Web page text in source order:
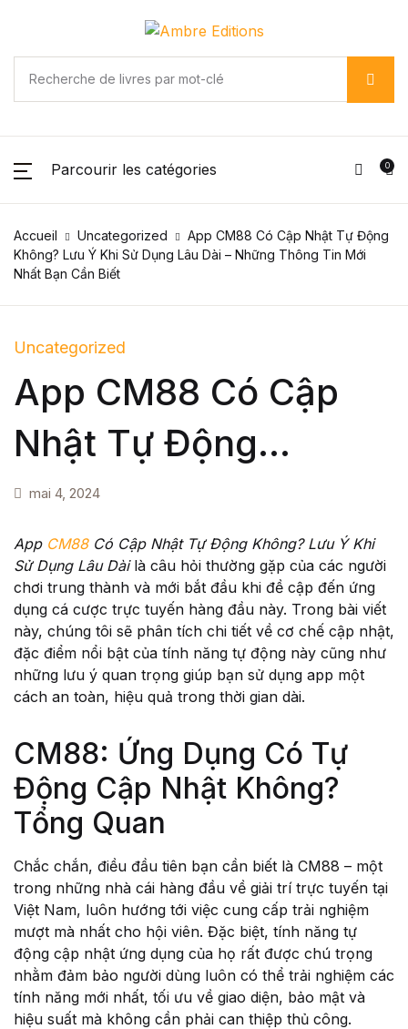
Parcourir les catégories 0
SHOP BY CATEGORY
Biographies & Memoirs
Children's Books
Cookbooks, Food & Wine
Education & Teaching
Health, Fitness & Dieting
History
Romance
Sports & Outdoors
Travel
Home Pages
Shop Pages
Shop List
Blog
Others
Documentation
Starter
Accueil
Home v2
Home v3
Home v4
Home v5
Home v6
Compte
Nom d'utilisateur ou email *
oublié ?
S'inscrire
Créer un compte
Votre panier (0)
Votre panier (0)
Aucun produit dans le panier.
Accueil Uncategorized
App CM88 Có Cập Nhật Tự Động
Không? Lưu Ý Khi Sử Dụng Lâu Dài – Những Thông Tin Mới
Nhất Bạn Cần Biết
Uncategorized
App CM88 Có Cập
Nhật Tự Động
Không? Lưu Ý Khi Sử
Dụng Lâu Dài –
Những Thông Tin Mới
Nhất Bạn Cần Biết
mai 4, 2024
App CM88Có Cập Nhật Tự Động Không? Lưu Ý Khi
Sử Dụng Lâu Dàilà câu hỏi thường gặp của các người
chơi trung thành và mới bắt đầu khi đề cập đến ứng
dụng cá cược trực tuyến hàng đầu này. Trong bài viết
này, chúng tôi sẽ phân tích chi tiết về cơ chế cập nhật,
đặc điểm nổi bật của tính năng tự động này cũng như
những lưu ý quan trọng giúp bạn sử dụng app một
cách an toàn, hiệu quả trong thời gian dài.
CM88: Ứng Dụng Có Tự
Động Cập Nhật Không?
Tổng Quan
Chắc chắn, điều đầu tiên bạn cần biết là CM88 – một
trong những nhà cái hàng đầu về giải trí trực tuyến tại
Việt Nam, luôn hướng tới việc cung cấp trải nghiệm
mượt mà nhất cho hội viên. Đặc biệt, tính năng tự
động cập nhật ứng dụng của họ rất được chú trọng
nhằm đảm bảo người dùng luôn có thể trải nghiệm các
tính năng mới nhất, tối ưu về giao diện, bảo mật và
hiệu suất mà không cần phải can thiệp thủ công.